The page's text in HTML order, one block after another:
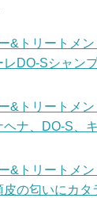
&トリートメ
DO-Sシャン
&トリートメ
ナ、DO-S、
&トリートメ
の匂いにカタ